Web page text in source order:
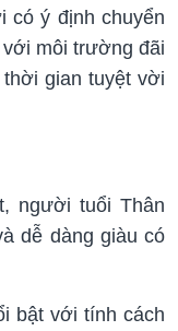
có ý định chuyển
môi trường đãi
gian tuyệt vời
người tuổi Thân
dễ dàng giàu có
bật với tính cách